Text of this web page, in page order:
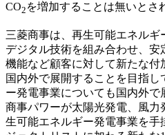
CO2 を増加することは無いとさ
三菱商事は、再生可能エネルギ
デジタル技術を組み合わせ、
機能など顧客に対して新たな
国内外で展開することを目指
ー発電事業についても国内外
商事パワーが太陽光発電、風
生可能エネルギー発電事業を手